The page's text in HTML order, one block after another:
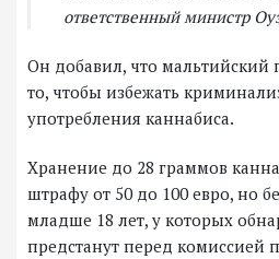
ответственный министр
Он добавил, что мальтийский
то, чтобы избежать
употребления каннабиса.
Хранение до 28 граммов
штрафу от 50 до 100 евро, но
младше 18 лет, у которых
предстанут перед комиссией